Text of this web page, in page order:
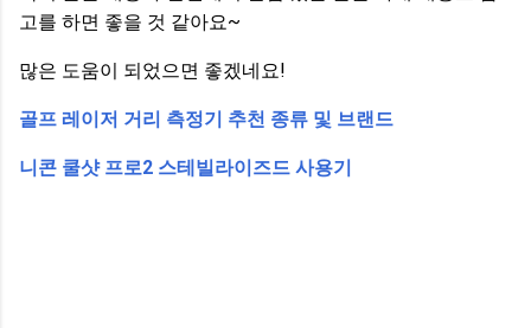
고를 하면 좋을 것 같아요~
많은 도움이 되었으면 좋겠네요!
골프 레이저 거리 측정기 추천 종류 및 브랜드
니콘 쿨샷 프로2 스테빌라이즈드 사용기